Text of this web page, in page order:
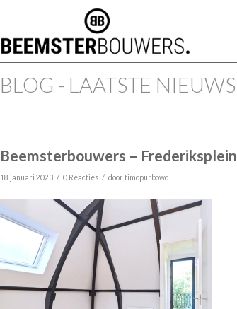
BLOG - LAATSTE NIEUWS
Beemsterbouwers – Frederiksplein
18 januari 2023 / 0 Reacties / door timopurbowo